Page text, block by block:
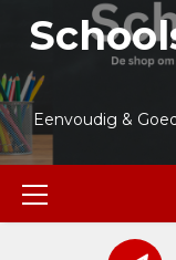
inhoud
Eenvoudig &
Primair
menu